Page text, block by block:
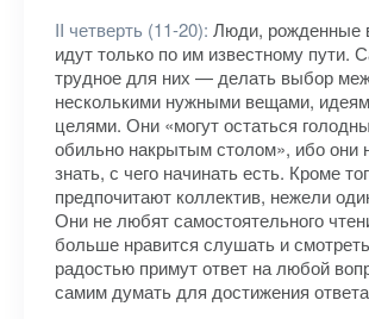
II четверть (11-20): Люди, рожденные
идут только по им известному пути.
трудное для них — делать выбор
несколькими нужными вещами,
целями. Они «могут остаться
обильно накрытым столом», ибо они
знать, с чего начинать есть. Кроме
предпочитают коллектив, нежели
Они не любят самостоятельного
больше нравится слушать и
радостью примут ответ на любой
самим думать для достижения